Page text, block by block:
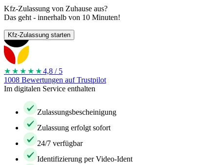
Kfz-Zulassung von Zuhause aus?
Das geht - innerhalb von 10 Minuten!
Kfz-Zulassung starten
★★★★ ★4,8 / 5
1008 Bewertungen auf Trustpilot
Im digitalen Service enthalten
Zulassungsbescheinigung
Zulassung erfolgt sofort
24/7 verfügbar
Identifizierung per Video-Ident